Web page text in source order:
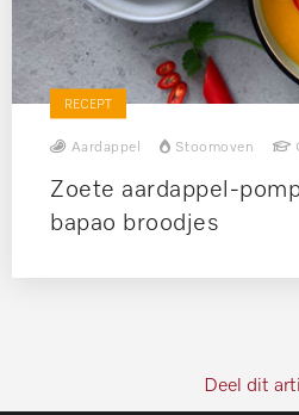
RECEPT
Aardappel Stoomoven
Zoete aardappel-
bapao broodjes
Deel dit